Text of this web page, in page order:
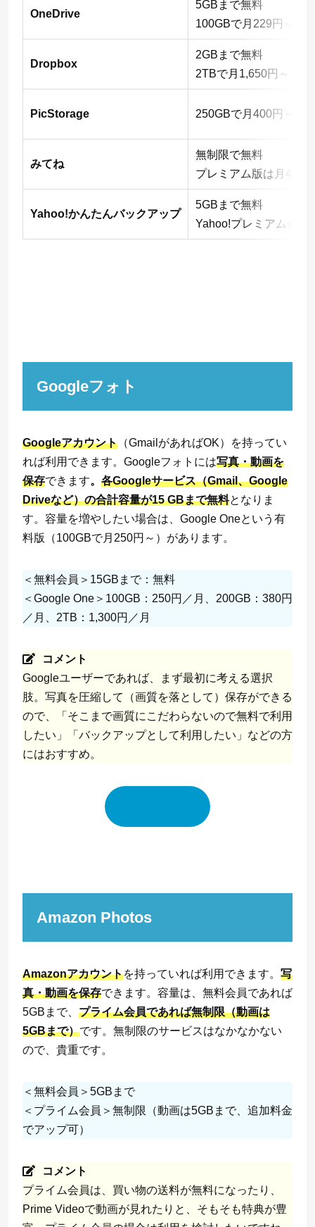
OneDrive
5GBまで無料
100GBで月229円～
Dropbox
2GBまで無料
2TBで月1,650円～
PicStorage 250GBで月400円～
みてね
無制限で無料
プレミアム版は月480円
Yahoo!かんたんバックアップ
5GBまで無料
Yahoo!プレミアム会員
Googleフォト
Googleアカウント （GmailがあればOK）を持ってい
れば利用できます。Googleフォトには写真・動画を
保存できます。 各Googleサービス（Gmail、Google
Driveなど）の合計容量が15 GBまで無料となりま
す。容量を増やしたい場合は、Google Oneという有
料版（100GBで月250円～）があります。
＜無料会員＞15GBまで：無料
＜Google One＞100GB：250円／月、200GB：380円
／月、2TB：1,300円／月
コメント
Googleユーザーであれば、まず最初に考える選択
肢。写真を圧縮して（画質を落として）保存ができる
ので、「そこまで画質にこだわらないので無料で利用
したい」「バックアップとして利用したい」などの方
にはおすすめ。
Amazon Photos
Amazonアカウントを持っていれば利用できます。 写
真・動画を保存できます。容量は、無料会員であれば
5GBまで、 プライム会員であれば無制限（動画は
5GBまで）です。無制限のサービスはなかなかない
ので、貴重です。
＜無料会員＞5GBまで
＜プライム会員＞無制限（動画は5GBまで、追加料金
でアップ可）
コメント
プライム会員は、買い物の送料が無料になったり、
Prime Videoで動画が見れたりと、そもそも特典が豊